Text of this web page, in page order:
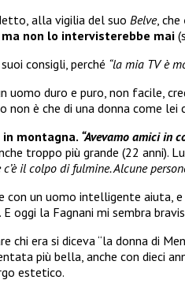
alla vigilia del suo Belve, che
ma non lo intervisterebbe mai
consigli, perché “la mia TV è
uomo duro e puro, non facile,
è che di una donna come lei
in montagna. “Avevamo amici in
troppo più grande (22 anni).
c’è il colpo di fulmine. Alcune
con un uomo intelligente aiuta,
oggi la Fagnani mi sembra
chi era si diceva “la donna di
più bella, anche con dieci
estetico.